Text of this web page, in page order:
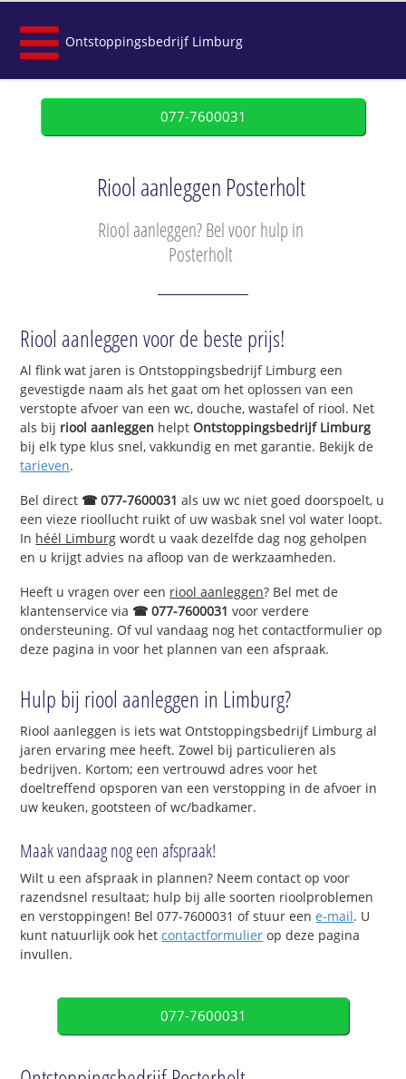
Ontstoppingsbedrijf Limburg
077-7600031
Riool aanleggen Posterholt
Riool aanleggen? Bel voor hulp in
Posterholt
Riool aanleggen voor de beste prijs!
Al flink wat jaren is Ontstoppingsbedrijf Limburg een
gevestigde naam als het gaat om het oplossen van een
verstopte afvoer van een wc, douche, wastafel of riool. Net
als bij riool aanleggen helptOntstoppingsbedrijf Limburg
bij elk type klus snel, vakkundig en met garantie. Bekijk de
tarieven.
Bel direct ☎ 077-7600031 als uw wc niet goed doorspoelt, u
een vieze rioollucht ruikt of uw wasbak snel vol water loopt.
In héél Limburg wordt u vaak dezelfde dag nog geholpen
en u krijgt advies na afloop van de werkzaamheden.
Heeft u vragen over een riool aanleggen? Bel met de
klantenservice via ☎ 077-7600031 voor verdere
ondersteuning. Of vul vandaag nog het contactformulier op
deze pagina in voor het plannen van een afspraak.
Hulp bij riool aanleggen in Limburg?
Riool aanleggen is iets wat Ontstoppingsbedrijf Limburg al
jaren ervaring mee heeft. Zowel bij particulieren als
bedrijven. Kortom; een vertrouwd adres voor het
doeltreffend opsporen van een verstopping in de afvoer in
uw keuken, gootsteen of wc/badkamer.
Maak vandaag nog een afspraak!
Wilt u een afspraak in plannen? Neem contact op voor
razendsnel resultaat; hulp bij alle soorten rioolproblemen
en verstoppingen! Bel 077-7600031 of stuur eene-mail. U
kunt natuurlijk ook hetcontactformulier op deze pagina
invullen.
077-7600031